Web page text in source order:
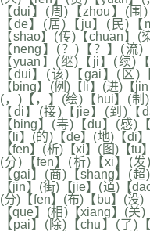
【dui】(周)【zhou】(
【de】(居)【ju】(民)
【shao】(传)【chuan】
【neng】(？)【？】(流
【yuan】(继)【ji】(续)
【dui】(该)【gai】(区)
【bing】(例)【li】(进)【
(，)【，】(绘)【hui】(
【di】(接)【jie】(到)【
【bing】(毒)【du】(感)
【li】(的)【de】(地)【di
【fen】(析)【xi】(图)【tu
(分)【fen】(析)【xi】(
【gai】(商)【shang】(
【jin】(街)【jie】(道)【
(分)【fen】(布)【bu】(没
【que】(相)【xiang】(
【pai】(除)【chu】(了)